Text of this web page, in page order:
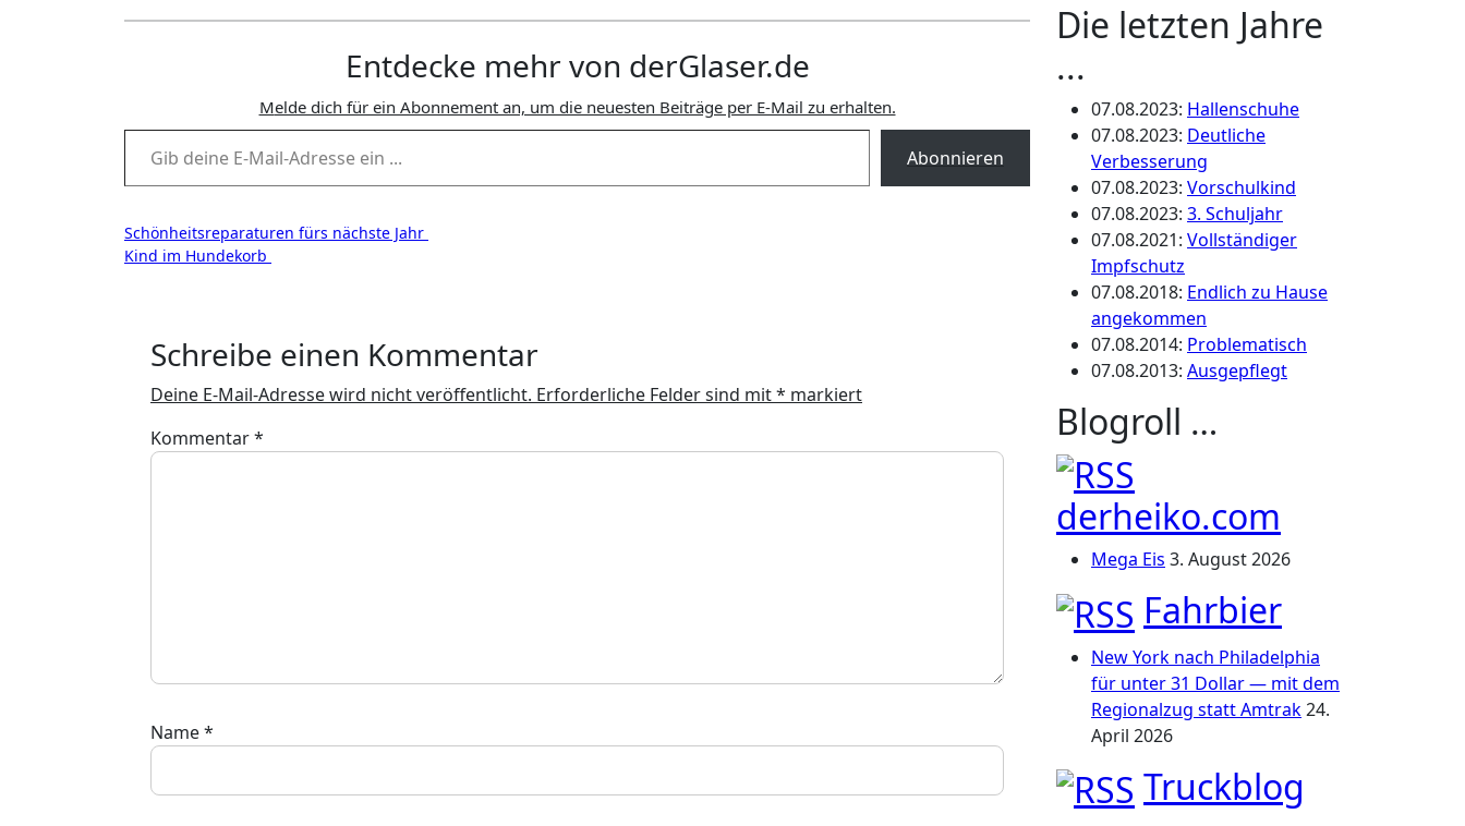
Entdecke mehr von derGlaser.de
Melde dich für ein Abonnement an, um die neuesten Beiträge per E-Mail zu erhalten.
Gib deine E-Mail-Adresse ein ...
Abonnieren
Beitragsnavigation
Schönheitsreparaturen fürs nächste Jahr
Kind im Hundekorb
Schreibe einen Kommentar
Deine E-Mail-Adresse wird nicht veröffentlicht. Erforderliche Felder sind mit* markiert
Kommentar*
Name*
Die letzten Jahre
...
07.08.2023: Hallenschuhe
07.08.2023: Deutliche
Verbesserung
07.08.2023: Vorschulkind
07.08.2023: 3. Schuljahr
07.08.2021: Vollständiger
Impfschutz
07.08.2018: Endlich zu Hause
angekommen
07.08.2014: Problematisch
07.08.2013: Ausgepflegt
Blogroll …
derheiko.com
Mega Eis 3. August 2026
Fahrbier
New York nach Philadelphia
für unter 31 Dollar — mit dem
Regionalzug statt Amtrak24.
April 2026
Truckblog